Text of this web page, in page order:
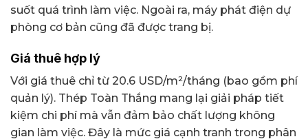
suốt quá trình làm việc. Ngoài ra, máy phát điện dự
phòng cơ bản cũng đã được trang bị.
Giá thuê hợp lý
Với giá thuê chỉ từ 20.6 USD/m²/tháng (bao gồm phí
quản lý). Thép Toàn Thắng mang lại giải pháp tiết
kiệm chi phí mà vẫn đảm bảo chất lượng không
gian làm việc. Đây là mức giá cạnh tranh trong phân